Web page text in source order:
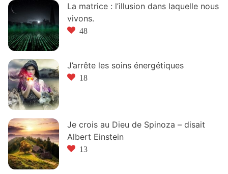
La matrice : l’illusion dans laquelle nous
vivons.
48
J’arrête les soins énergétiques
18
Je crois au Dieu de Spinoza – disait
Albert Einstein
13